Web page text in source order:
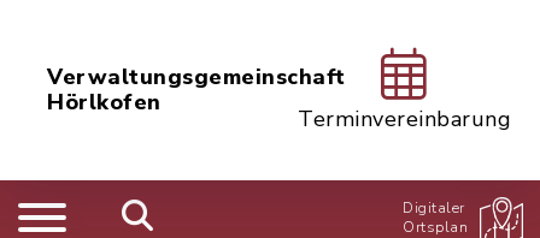
Verwaltungsgemeinschaft
Hörlkofen
Terminvereinbarung
Digitaler
Ortsplan